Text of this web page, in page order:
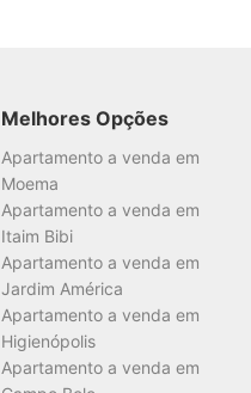
Melhores Opções
Apartamento a venda em
Moema
Apartamento a venda em
Itaim Bibi
Apartamento a venda em
Jardim América
Apartamento a venda em
Higienópolis
Apartamento a venda em